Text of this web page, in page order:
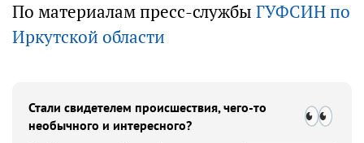
По материалам пресс-службы ГУФСИН по
Иркутской области
Стали свидетелем происшествия, чего-то
необычного и интересного?